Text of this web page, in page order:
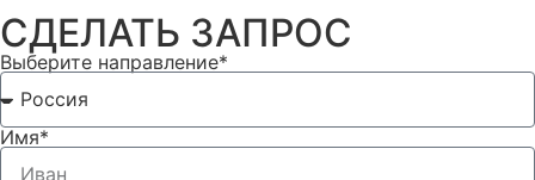
СДЕЛАТЬ ЗАПРОС
Выберите направление*
Имя*